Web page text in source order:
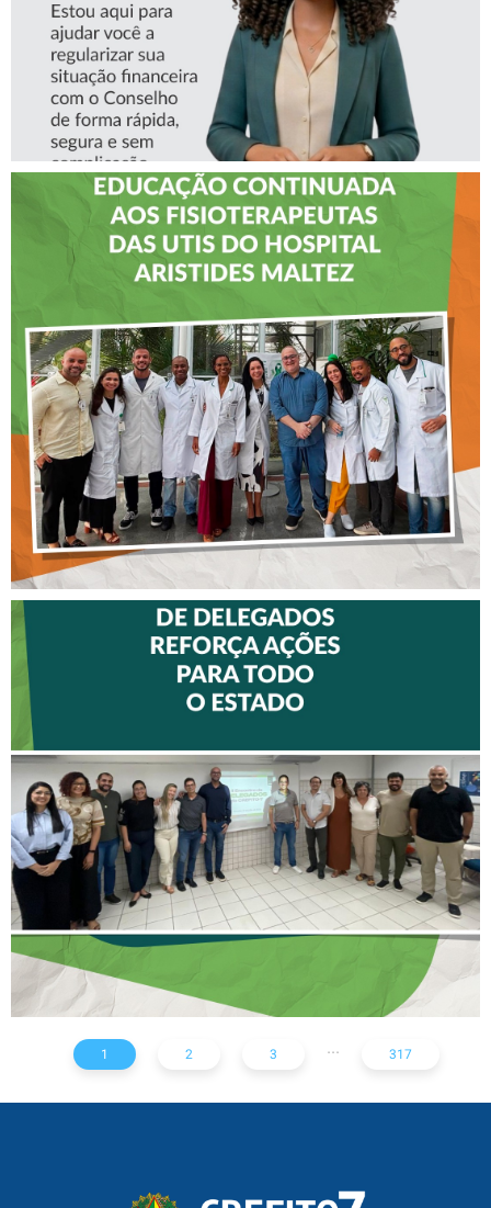
CREFITO-7 LEVA EDUCAÇÃO
CONTINUADA AOS
FISIOTERAPEUTAS DAS UTIs
DO HOSPITAL ARISTIDES
MALTEZ
DELEGADOS REFORÇA
AÇÕES PARA TODO O
ESTADO
1 2 3 ... 317